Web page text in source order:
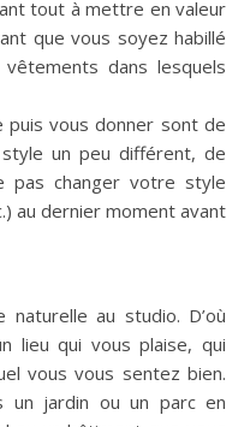
tout à mettre en valeur
que vous soyez habillé
dans lesquels
vous donner sont de
un peu différent, de
changer votre style
au dernier moment avant
au studio. D’où
lieu qui vous plaise, qui
vous vous sentez bien.
un jardin ou un parc en